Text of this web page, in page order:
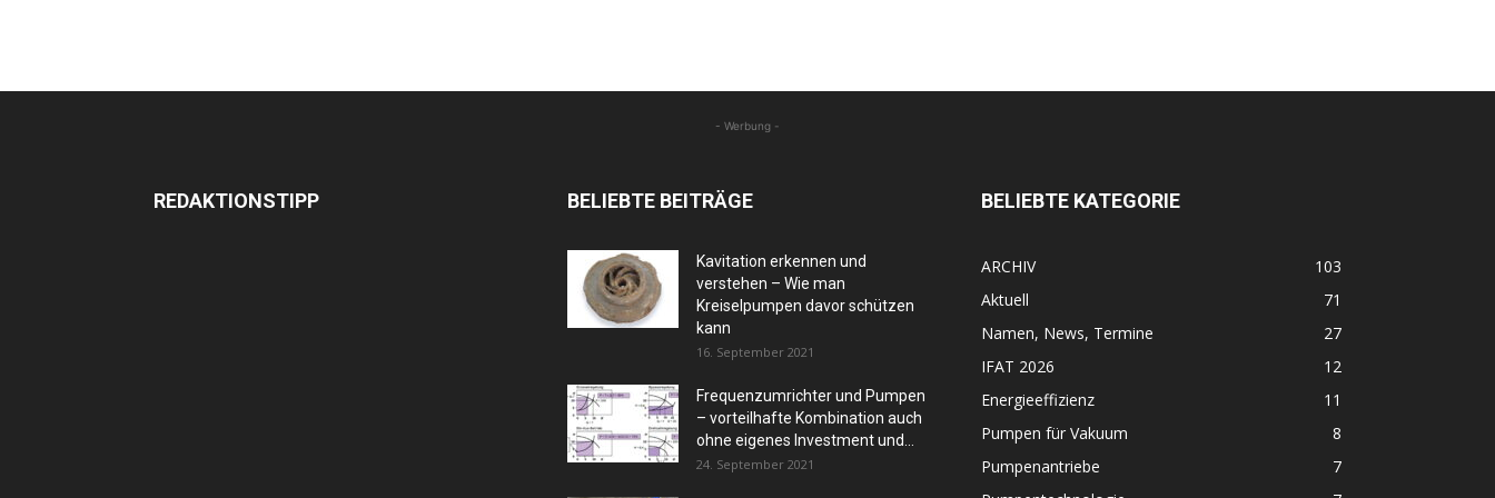
- Werbung -
REDAKTIONSTIPP BELIEBTE BEITRÄGE
Kavitation erkennen und
verstehen – Wie man
Kreiselpumpen davor schützen
kann
16. September 2021
Frequenzumrichter und Pumpen
– vorteilhafte Kombination auch
ohne eigenes Investment und...
24. September 2021
BELIEBTE KATEGORIE
ARCHIV
103
Aktuell
71
Namen, News, Termine
27
IFAT 2026
12
Energieeffizienz
11
Pumpen für Vakuum
8
Pumpenantriebe
7